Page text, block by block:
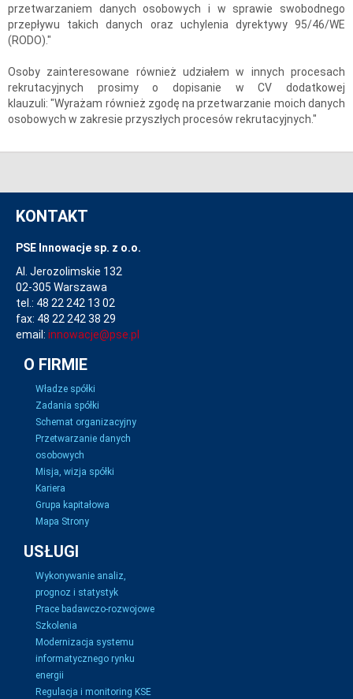
przetwarzaniem danych osobowych i w sprawie swobodnego
przepływu takich danych oraz uchylenia dyrektywy 95/46/WE
(RODO)."
Osoby zainteresowane również udziałem w innych procesach
rekrutacyjnych prosimy o dopisanie w CV dodatkowej
klauzuli: "Wyrażam również zgodę na przetwarzanie moich danych
osobowych w zakresie przyszłych procesów rekrutacyjnych."
KONTAKT
PSE Innowacje sp. z o.o.
Al. Jerozolimskie 132
02-305 Warszawa
tel.: 48 22 242 13 02
fax: 48 22 242 38 29
email: innowacje@pse.pl
O FIRMIE
Władze spółki
Zadania spółki
Schemat organizacyjny
Przetwarzanie danych
osobowych
Misja, wizja spółki
Kariera
Grupa kapitałowa
Mapa Strony
USŁUGI
Wykonywanie analiz,
prognoz i statystyk
Prace badawczo-rozwojowe
Szkolenia
Modernizacja systemu
informatycznego rynku
energii
Regulacja i monitoring KSE